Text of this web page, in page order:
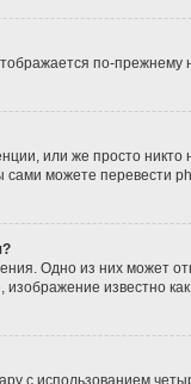
по-
или же просто
сами можете
Одно из них может
известно
с использованием